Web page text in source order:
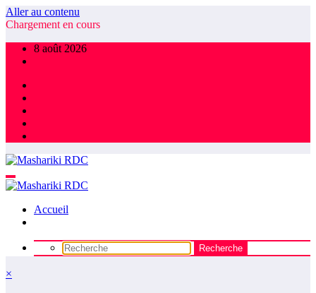
Aller au contenu
Chargement en cours
8 août 2026
Accueil
×